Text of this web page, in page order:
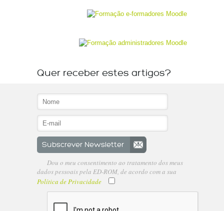
Quer receber estes artigos?
Dou o meu consentimento ao tratamento dos meus
dados pessoais pela ED-ROM, de acordo com a sua
Política de Privacidade